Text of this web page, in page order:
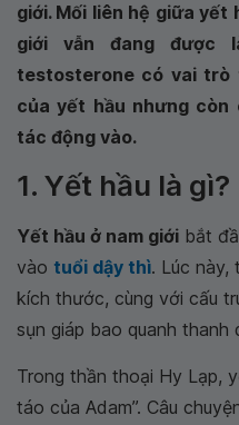
giới. Mối liên hệ giữa yết
giới vẫn đang được
testosterone có vai trò
của yết hầu nhưng
tác động vào.
1. Yết hầu là gì?
Yết hầu ở nam giới bắt
vào tuổi dậy thì. Lúc này,
kích thước, cùng với cấu
sụn giáp bao quanh
Trong thần thoại Hy Lạp,
táo của Adam”. Câu